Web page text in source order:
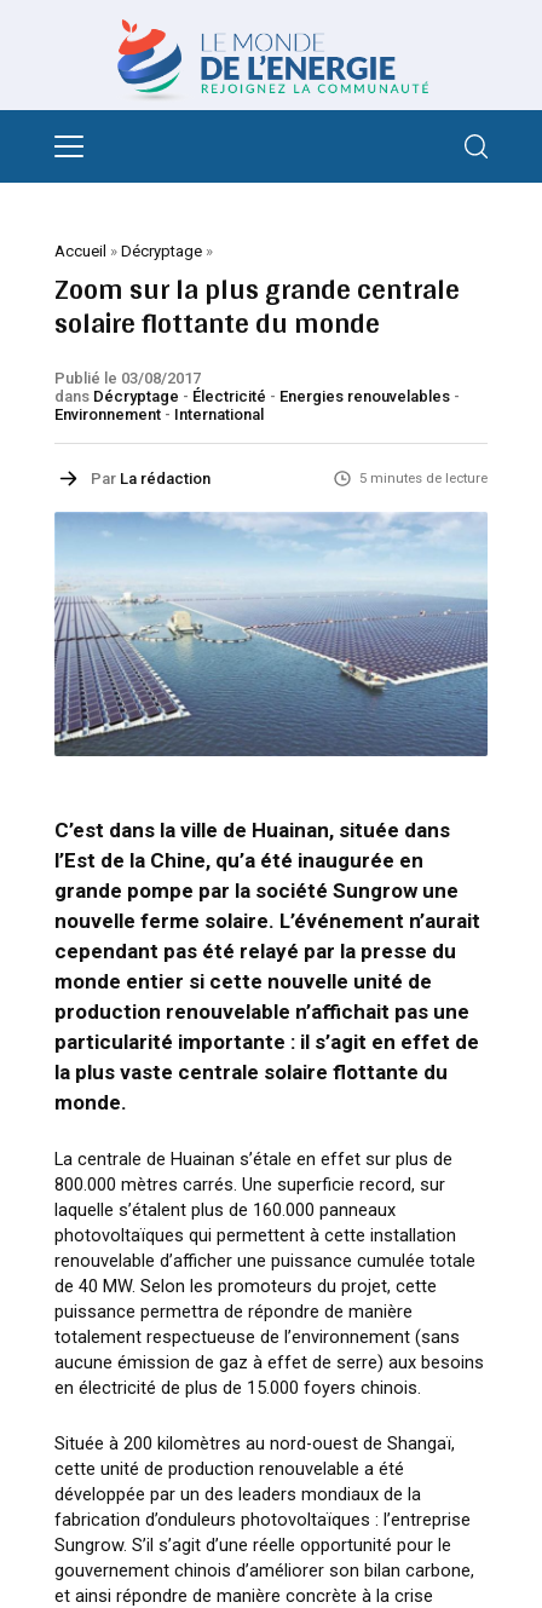
Accueil » Décryptage»
Zoom sur la plus grande centrale
solaire flottante du monde
Publié le 03/08/2017
dans Décryptage - Électricité - Energies renouvelables-
Environnement- International
Par La rédaction 5 minutes de lecture
C’est dans la ville de Huainan, située dans
l’Est de la Chine, qu’a été inaugurée en
grande pompe par la société Sungrow une
nouvelle ferme solaire. L’événement n’aurait
cependant pas été relayé par la presse du
monde entier si cette nouvelle unité de
production renouvelable n’affichait pas une
particularité importante : il s’agit en effet de
la plus vaste centrale solaire flottante du
monde.
La centrale de Huainan s’étale en effet sur plus de
800.000 mètres carrés. Une superficie record, sur
laquelle s’étalent plus de 160.000 panneaux
photovoltaïques qui permettent à cette installation
renouvelable d’afficher une puissance cumulée totale
de 40 MW. Selon les promoteurs du projet, cette
puissance permettra de répondre de manière
totalement respectueuse de l’environnement (sans
aucune émission de gaz à effet de serre) aux besoins
en électricité de plus de 15.000 foyers chinois.
Située à 200 kilomètres au nord-ouest de Shangaï,
cette unité de production renouvelable a été
développée par un des leaders mondiaux de la
fabrication d’onduleurs photovoltaïques : l’entreprise
Sungrow. S’il s’agit d’une réelle opportunité pour le
gouvernement chinois d’améliorer son bilan carbone,
et ainsi répondre de manière concrète à la crise